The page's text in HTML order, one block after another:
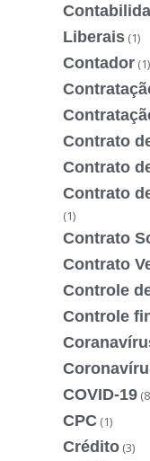
Liberais (1)
Contador (1)
Contrato
Contrato
Contrato
(1)
Contrato
Contrato
Controle
Controle
COVID-19
CPC (1)
Crédito (3)